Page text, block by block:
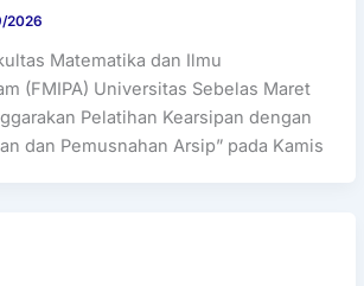
2026
Matematika dan Ilmu
(FMIPA) Universitas Sebelas Maret
Pelatihan Kearsipan dengan
dan Pemusnahan Arsip” pada Kamis